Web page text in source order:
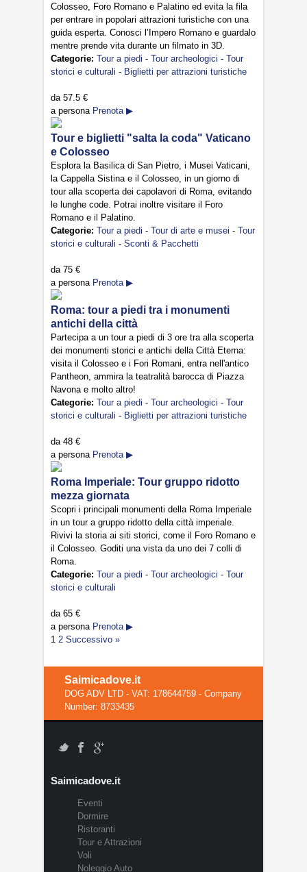
Colosseo, Foro Romano e Palatino ed evita la fila
per entrare in popolari attrazioni turistiche con una
guida esperta. Conosci l’Impero Romano e guardalo
mentre prende vita durante un filmato in 3D.
Categorie: Tour a piedi - Tour archeologici - Tour
storici e culturali - Biglietti per attrazioni turistiche
da 57.5 €
a persona Prenota ▶
Tour e biglietti "salta la coda" Vaticano
e Colosseo
Esplora la Basilica di San Pietro, i Musei Vaticani,
la Cappella Sistina e il Colosseo, in un giorno di
tour alla scoperta dei capolavori di Roma, evitando
le lunghe code. Potrai inoltre visitare il Foro
Romano e il Palatino.
Categorie: Tour a piedi - Tour di arte e musei - Tour
storici e culturali - Sconti & Pacchetti
da 75 €
a persona Prenota ▶
Roma: tour a piedi tra i monumenti
antichi della città
Partecipa a un tour a piedi di 3 ore tra alla scoperta
dei monumenti storici e antichi della Città Eterna:
visita il Colosseo e i Fori Romani, entra nell'antico
Pantheon, ammira la teatralità barocca di Piazza
Navona e molto altro!
Categorie: Tour a piedi - Tour archeologici - Tour
storici e culturali - Biglietti per attrazioni turistiche
da 48 €
a persona Prenota ▶
Roma Imperiale: Tour gruppo ridotto
mezza giornata
Scopri i principali monumenti della Roma Imperiale
in un tour a gruppo ridotto della città imperiale.
Rivivi la storia ai siti storici, come il Foro Romano e
il Colosseo. Goditi una vista da uno dei 7 colli di
Roma.
Categorie: Tour a piedi - Tour archeologici - Tour
storici e culturali
da 65 €
a persona Prenota ▶
1 2 Successivo »
Saimicadove.it
DOG ADV LTD - VAT: 178644759 - Company
Number: 8733435
Saimicadove.it
Eventi
Dormire
Ristoranti
Tour e Attrazioni
Voli
Noleggio Auto